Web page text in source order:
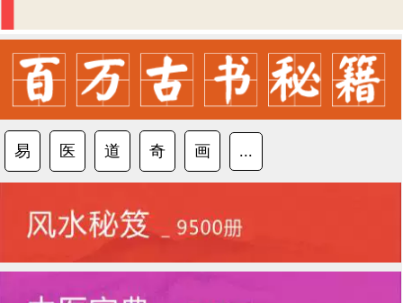
易 医 道 奇 画 ...